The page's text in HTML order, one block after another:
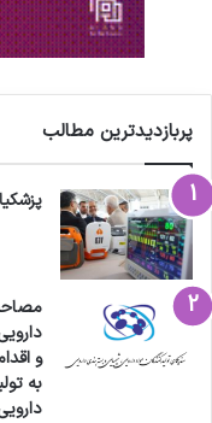
پربازدیدترین مطالب
و
به